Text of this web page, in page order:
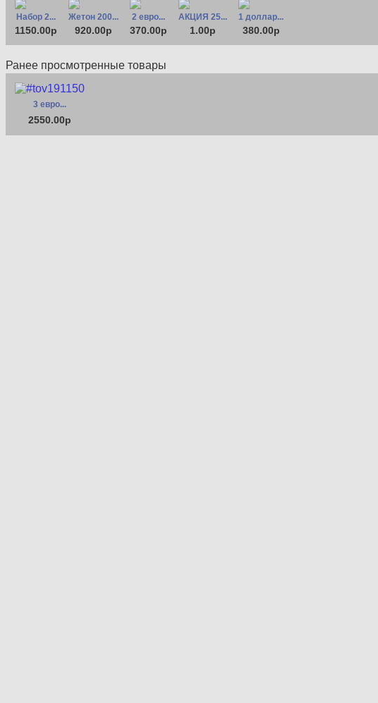
Набор 2...
1150.00р
Жетон 200...
920.00р
2 евро...
370.00р
АКЦИЯ 25...
1.00р
1 доллар...
380.00р
Ранее просмотренные товары
3 евро...
2550.00р